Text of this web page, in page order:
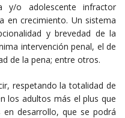
y/o adolescente infractor
en crecimiento. Un sistema
y brevedad de la
intervención penal, el de
de la pena; entre otros.
respetando la totalidad de
los adultos más el plus que
desarrollo, que se podrá